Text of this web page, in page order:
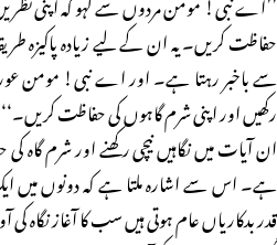
حفاظت کریں۔ یہ ان کے لیے زیادہ پاکیزہ
سے باخبر رہتا ہے۔ اور اے نبی! مومن
رکھیں اور اپنی شرم گاہوں کی حفاظت کریں۔‘‘
ان آیات میں نگاہیں نیچی رکھنے اور شرم گاہ
ہے۔ اس سے اشارہ ملتا ہے کہ دونوں
قدر بدکاریاں عام ہوتی ہیں سب کا آغاز نگاہ